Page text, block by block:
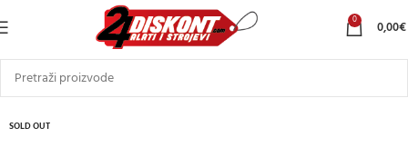
0 0,00€
SOLD OUT